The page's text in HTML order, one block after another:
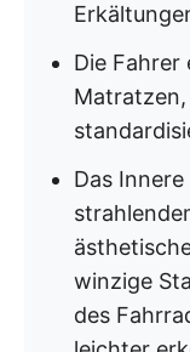
Die Fahrer
Das
winzige
des